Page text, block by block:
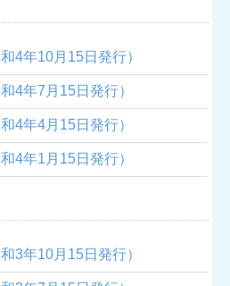
4年10月15日発行）
4年7月15日発行）
4年4月15日発行）
4年1月15日発行）
3年10月15日発行）